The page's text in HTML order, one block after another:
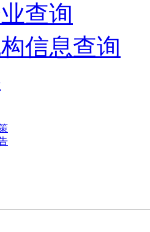
查询
信息查询